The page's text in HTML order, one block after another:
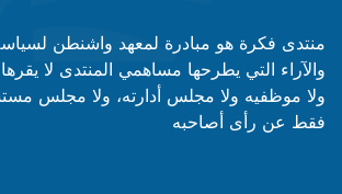
منتدى فكرة هو مبادرة لمعهد واشنطن
والآراء التي يطرحها مساهمي المنتدى لا
ولا موظفيه ولا مجلس أدارته، ولا مجلس
فقط عن رأى أصاحبه